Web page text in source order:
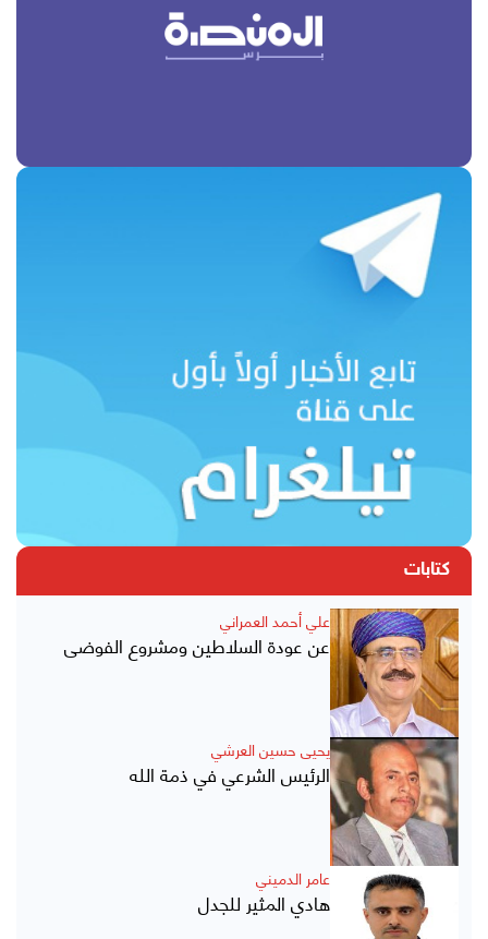
كتابات
علي أحمد العمراني
عن عودة السلاطين ومشروع الفوضى
يحيى حسين العرشي
الرئيس الشرعي في ذمة الله
عامر الدميني
هادي المثير للجدل